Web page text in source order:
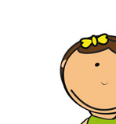
ÕPPE- JA
ROHELINE